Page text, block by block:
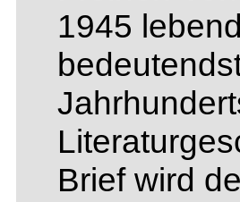
1945
Brief wird